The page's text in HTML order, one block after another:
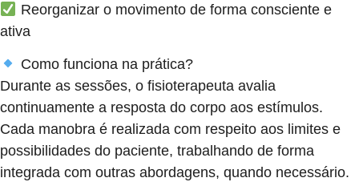
Reorganizar o movimento de forma consciente e
ativa
Como funciona na prática?
Durante as sessões, o fisioterapeuta avalia
continuamente a resposta do corpo aos estímulos.
Cada manobra é realizada com respeito aos limites e
possibilidades do paciente, trabalhando de forma
integrada com outras abordagens, quando necessário.